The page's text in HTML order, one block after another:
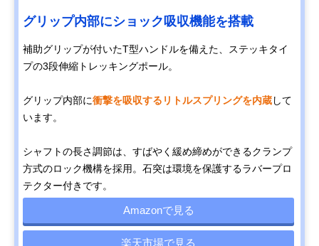
グリップ内部にショック吸収機能を搭載
補助グリップが付いたT型ハンドルを備えた、ステッキタイ
プの3段伸縮トレッキングポール。
グリップ内部に衝撃を吸収するリトルスプリングを内蔵して
います。
シャフトの長さ調節は、すばやく緩め締めができるクランプ
方式のロック機構を採用。石突は環境を保護するラバープロ
テクター付きです。
Amazonで見る
楽天市場で見る